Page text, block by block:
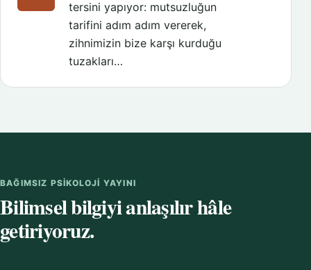
tersini yapıyor: mutsuzluğun
tarifini adım adım vererek,
zihnimizin bize karşı kurduğu
tuzakları…
BAĞIMSIZ PSIKOLOJI YAYINI
Bilimsel bilgiyi anlaşılır hâle
getiriyoruz.